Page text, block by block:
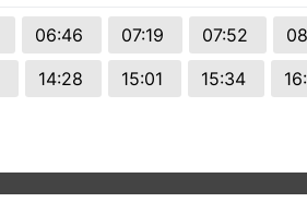
06:46 07:19 07:52
14:28 15:01 15:34